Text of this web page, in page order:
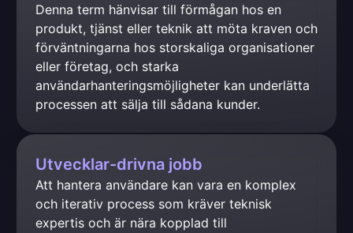
Denna term hänvisar till förmågan hos en
produkt, tjänst eller teknik att möta kraven och
förväntningarna hos storskaliga organisationer
eller företag, och starka
användarhanteringsmöjligheter kan underlätta
processen att sälja till sådana kunder.
Utvecklar-drivna jobb
Att hantera användare kan vara en komplex
och iterativ process som kräver teknisk
expertis och är nära kopplad till